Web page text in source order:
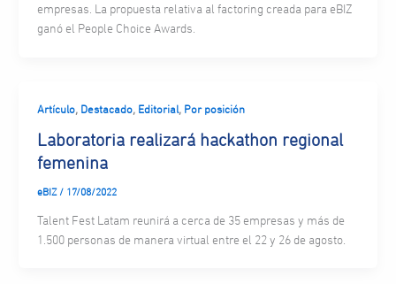
empresas. La propuesta relativa al factoring creada para eBIZ
ganó el People Choice Awards.
Artículo, Destacado, Editorial, Por posición
Laboratoria realizará hackathon regional
femenina
eBIZ / 17/08/2022
Talent Fest Latam reunirá a cerca de 35 empresas y más de
1.500 personas de manera virtual entre el 22 y 26 de agosto.